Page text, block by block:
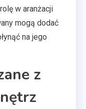
w aranżacji
mogą dodać
na jego
z